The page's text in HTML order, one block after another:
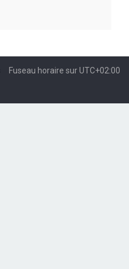
Fuseau horaire surUTC+02:00